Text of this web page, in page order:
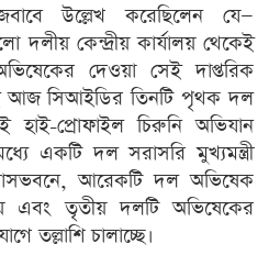
উল্লেখ করেছিলেন যে—
দলীয় কেন্দ্রীয় কার্যালয় থেকেই
দেওয়া সেই দাপ্তরিক
আজ সিআইডির তিনটি পৃথক দল
প্রোফাইল চিরুনি অভিযান
একটি দল সরাসরি মুখ্যমন্ত্রী
আরেকটি দল অভিষেক
এবং তৃতীয় দলটি অভিষেকের
তল্লাশি চালাচ্ছে।